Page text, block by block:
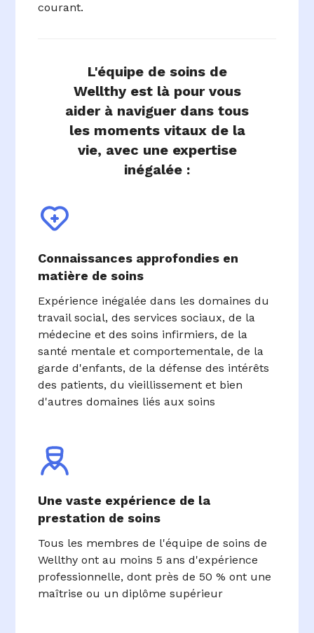
courant.
L'équipe de soins de
Wellthy est là pour vous
aider à naviguer dans tous
les moments vitaux de la
vie, avec une expertise
inégalée :
Connaissances approfondies en
matière de soins
Expérience inégalée dans les domaines du
travail social, des services sociaux, de la
médecine et des soins infirmiers, de la
santé mentale et comportementale, de la
garde d'enfants, de la défense des intérêts
des patients, du vieillissement et bien
d'autres domaines liés aux soins
Une vaste expérience de la
prestation de soins
Tous les membres de l'équipe de soins de
Wellthy ont au moins 5 ans d'expérience
professionnelle, dont près de 50 % ont une
maîtrise ou un diplôme supérieur